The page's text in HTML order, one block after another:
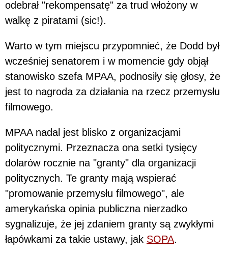
odebrał "rekompensatę" za trud włożony w
walkę z piratami (sic!).
Warto w tym miejscu przypomnieć, że Dodd był
wcześniej senatorem i w momencie gdy objął
stanowisko szefa MPAA, podnosiły się głosy, że
jest to nagroda za działania na rzecz przemysłu
filmowego.
MPAA nadal jest blisko z organizacjami
politycznymi. Przeznacza ona setki tysięcy
dolarów rocznie na "granty" dla organizacji
politycznych. Te granty mają wspierać
"promowanie przemysłu filmowego", ale
amerykańska opinia publiczna nierzadko
sygnalizuje, że jej zdaniem granty są zwykłymi
łapówkami za takie ustawy, jak SOPA.